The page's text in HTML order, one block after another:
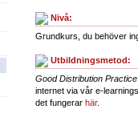
Nivå:
Grundkurs, du behöver
Utbildningsmetod:
Good Distribution
internet via vår e-
det fungerar här.